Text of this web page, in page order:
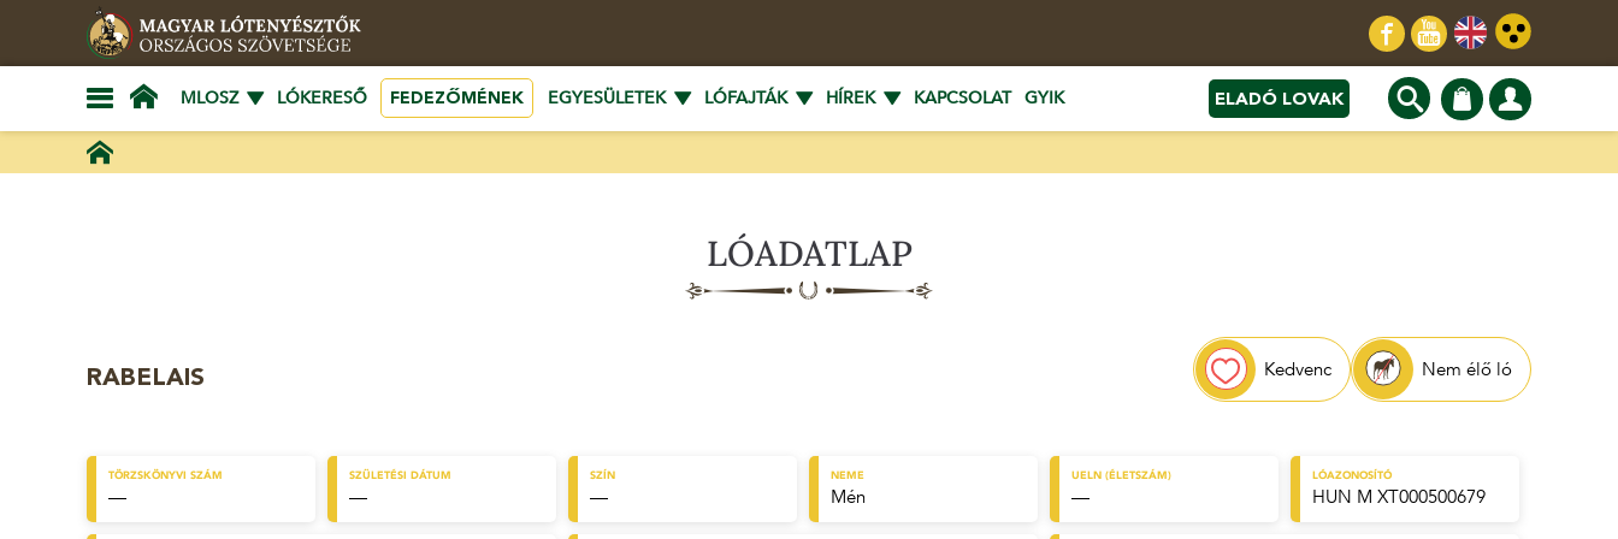
MLOSZ LÓKERESŐ FEDEZŐMÉNEK EGYESÜLETEK LÓFAJTÁK HÍREK KAPCSOLAT GYIK ELADÓ LOVAK
LÓADATLAP
RABELAIS Kedvenc Nem élő ló
TÖRZSKÖNYVI SZÁM
—
SZÜLETÉSI DÁTUM
—
SZÍN
—
NEME
Mén
UELN (ÉLETSZÁM)
—
LÓAZONOSÍTÓ
HUN M XT000500679